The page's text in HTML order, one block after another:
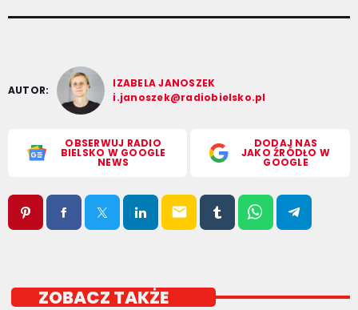
AUTOR:
IZABELA JANOSZEK
i.janoszek@radiobielsko.pl
OBSERWUJ RADIO
BIELSKO W GOOGLE
NEWS
DODAJ NAS
JAKO ŹRÓDŁO W
GOOGLE
email
ZOBACZ TAKŻE